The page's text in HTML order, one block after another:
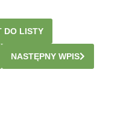
DO LISTY
NASTĘPNY WPIS